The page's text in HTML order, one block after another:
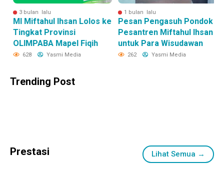
3 bulan lalu
MI Miftahul Ihsan Lolos ke
Tingkat Provinsi
OLIMPABA Mapel Fiqih
628 Yasmi Media
1 bulan lalu
Pesan Pengasuh Pondok
Pesantren Miftahul Ihsan
untuk Para Wisudawan
262 Yasmi Media
Trending Post
Prestasi Lihat Semua →